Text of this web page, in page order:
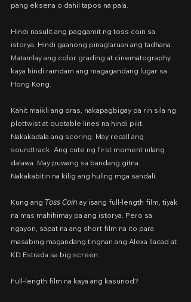
pang eksena o dahil tapos na pala.
Hindi nasulit ang paggamit ng toss coin sa
istorya. Hindi gaanong pinaglaruan ang tadhana.
Matamlay ang color grading at cinematography
kaya hindi ramdam ang magagandang lugar sa
Hong Kong.
Kahit maikli ang oras, nakapagbigay pa rin sila ng
plottwist at quotable lines na hindi pilit.
Nakakadala ang scoring. May recall ang
soundtrack. Ang cute ng first moment nilang
dalawa. May puwang sa bandang gitna.
Nakakabitin na kilig ang huling mga sandali.
Kung ang 𝘛𝘰𝘴𝘴 𝘊𝘰𝘪𝘯 ay isang full-length film, tiyak
na mas mahihimay pa ang istorya. Pero sa
ngayon, sapat na ang short film na ito para
masabing magandang tingnan ang Alexa Ilacad at
KD Estrada sa big screen.
Full-length film na kaya ang kasunod?